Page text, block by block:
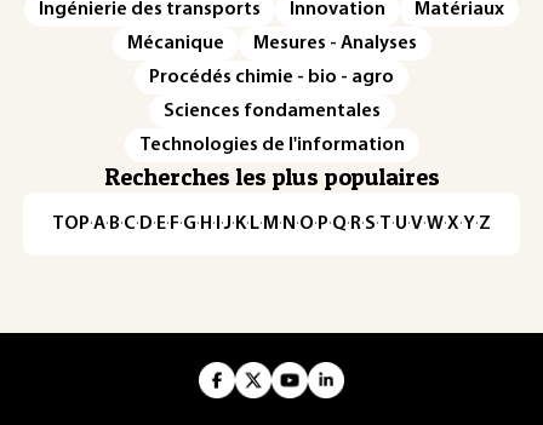
Ingénierie des transports
Innovation
Matériaux
Mécanique
Mesures - Analyses
Procédés chimie - bio - agro
Sciences fondamentales
Technologies de l'information
Recherches les plus populaires
TOP·A·B·C· D· E· F·G· H · ·J· K· L· M · N ·O· P·Q· R·S·T·U·V·W·X·Y·Z